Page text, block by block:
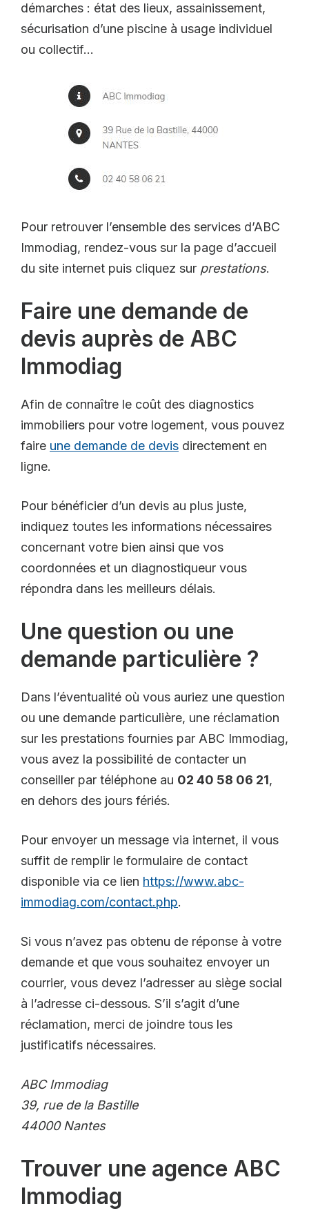
démarches : état des lieux, assainissement,
sécurisation d’une piscine à usage individuel
ou collectif…
Pour retrouver l’ensemble des services d’ABC
Immodiag, rendez-vous sur la page d’accueil
du site internet puis cliquez sur prestations.
Faire une demande de
devis auprès de ABC
Immodiag
Afin de connaître le coût des diagnostics
immobiliers pour votre logement, vous pouvez
faire une demande de devis directement en
ligne.
Pour bénéficier d’un devis au plus juste,
indiquez toutes les informations nécessaires
concernant votre bien ainsi que vos
coordonnées et un diagnostiqueur vous
répondra dans les meilleurs délais.
Une question ou une
demande particulière ?
Dans l’éventualité où vous auriez une question
ou une demande particulière, une réclamation
sur les prestations fournies par ABC Immodiag,
vous avez la possibilité de contacter un
conseiller par téléphone au 02 40 58 06 21,
en dehors des jours fériés.
Pour envoyer un message via internet, il vous
suffit de remplir le formulaire de contact
disponible via ce lien https://www.abc-
immodiag.com/contact.php.
Si vous n’avez pas obtenu de réponse à votre
demande et que vous souhaitez envoyer un
courrier, vous devez l’adresser au siège social
à l’adresse ci-dessous. S’il s’agit d’une
réclamation, merci de joindre tous les
justificatifs nécessaires.
ABC Immodiag
39, rue de la Bastille
44000 Nantes
Trouver une agence ABC
Immodiag